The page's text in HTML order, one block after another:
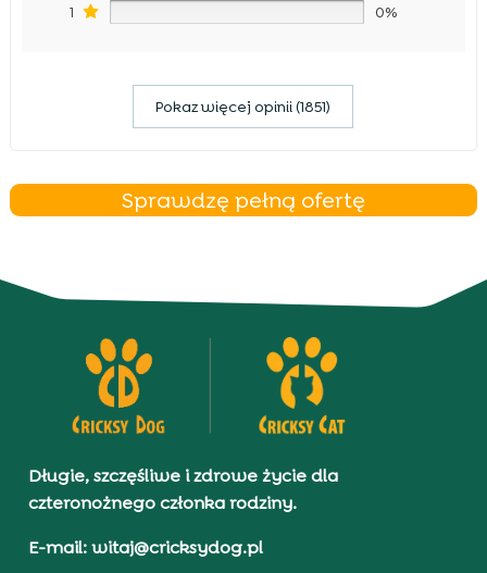
1 0%
Pokaz więcej opinii (1851)
Sprawdzę pełną ofertę
Długie, szczęśliwe i zdrowe życie dla
czteronożnego członka rodziny.
E-mail: witaj@cricksydog.pl